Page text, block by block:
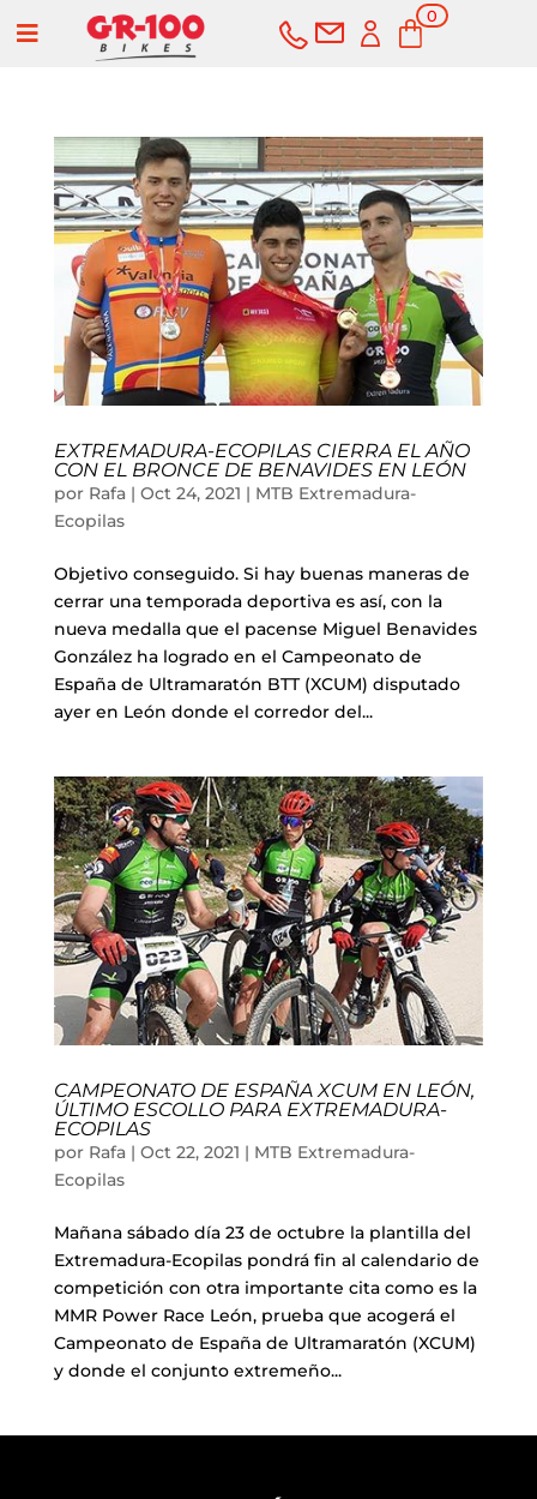
0
elementos
COMPRAR SERVICIOS
Bicicletas
Carretera
Montaña
Gravel
Eléctricas
Infantil
Segunda mano
Componentes
Componentes e-bike
Cubiertas y cámaras
Pedales
Potencias
Sillines
Suspensión
Manillares
Frenos
Accesorios
Cascos
Gafas
Zapatillas
Luces
Bombas
Portabidones
Varios accesorios
Liquidación accesorios
Mantenimiento de bicicletas
Equipaciones
Equipaciones gr-100
Equipaciones Extremadura
Guantes
Calcetines
Varios
Outlet equipación
REBAJAS
OUTLET
EXTREMADURA-ECOPILAS CIERRA EL AÑO
CON EL BRONCE DE BENAVIDES EN LEÓN
por Rafa| Oct 24, 2021 | MTB Extremadura-
Ecopilas
Objetivo conseguido. Si hay buenas maneras de
cerrar una temporada deportiva es así, con la
nueva medalla que el pacense Miguel Benavides
González ha logrado en el Campeonato de
España de Ultramaratón BTT (XCUM) disputado
ayer en León donde el corredor del...
CAMPEONATO DE ESPAÑA XCUM EN LEÓN,
ÚLTIMO ESCOLLO PARA EXTREMADURA-
ECOPILAS
por Rafa| Oct 22, 2021 | MTB Extremadura-
Ecopilas
Mañana sábado día 23 de octubre la plantilla del
Extremadura-Ecopilas pondrá fin al calendario de
competición con otra importante cita como es la
MMR Power Race León, prueba que acogerá el
Campeonato de España de Ultramaratón (XCUM)
y donde el conjunto extremeño...